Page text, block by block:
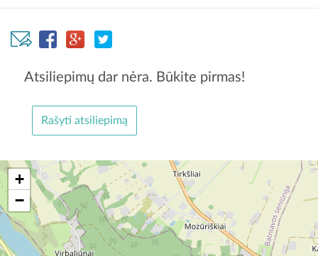
Atsiliepimų dar nėra. Būkite pirmas!
Rašyti atsiliepimą
+
−